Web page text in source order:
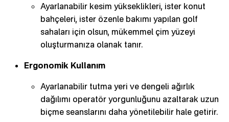
Ayarlanabilir kesim yükseklikleri, ister konut
bahçeleri, ister özenle bakımı yapılan golf
sahaları için olsun, mükemmel çim yüzeyi
oluşturmanıza olanak tanır.
Ergonomik Kullanım
Ayarlanabilir tutma yeri ve dengeli ağırlık
dağılımı operatör yorgunluğunu azaltarak uzun
biçme seanslarını daha yönetilebilir hale getirir.